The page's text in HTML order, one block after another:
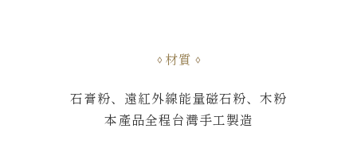
材質
石膏粉、遠紅外線能量磁石粉、木粉
本產品全程台灣手工製造